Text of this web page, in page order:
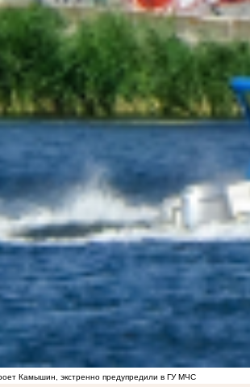
Камышин, экстренно предупредили в ГУ МЧС